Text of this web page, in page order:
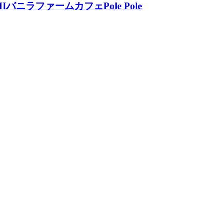
ニラファームカフェPole Pole